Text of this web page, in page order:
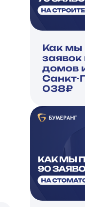
Как мы
заявок
домов
Санкт-
038₽